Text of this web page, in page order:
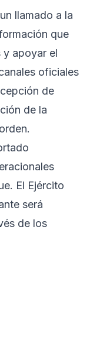
llamado a la
que
y apoyar el
oficiales
de
de la
El Ejército
será
de los